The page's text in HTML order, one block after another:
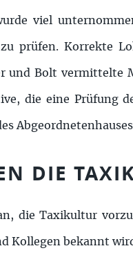
viel
prüfen. Korrekte
und Bolt vermittelte
die eine Prüfung
DIE
die Taxikultur
Kollegen bekannt